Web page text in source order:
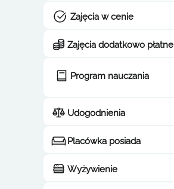
Zajęcia w cenie
Zajęcia dodatkowo płatne
Program nauczania
Udogodnienia
Placówka posiada
Wyżywienie